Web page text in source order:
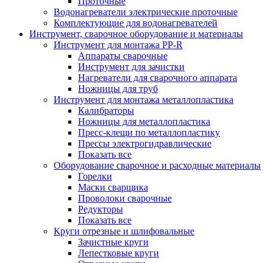
Водонагреватели электрические проточные
Комплектующие для водонагревателей
Инструмент, сварочное оборудование и материалы
Инструмент для монтажа PP-R
Аппараты сварочные
Инструмент для зачистки
Нагреватели для сварочного аппарата
Ножницы для труб
Инструмент для монтажа металлопластика
Калибраторы
Ножницы для металлопластика
Пресс-клещи по металлопластику
Прессы электрогидравлические
Показать все
Оборудование сварочное и расходные материалы
Горелки
Маски сварщика
Проволоки сварочные
Редукторы
Показать все
Круги отрезные и шлифовальные
Зачистные круги
Лепестковые круги